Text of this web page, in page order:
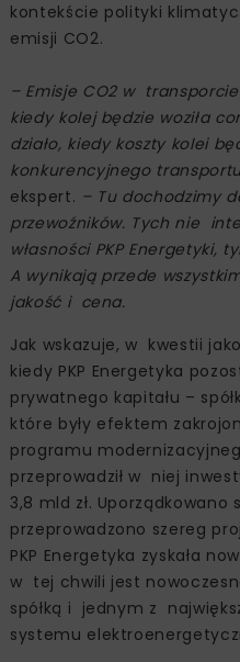
kontekście polityki
emisji CO2.
– Emisje CO2 w
kiedy kolej będzie woziła
działo, kiedy koszty kolei
konkurencyjnego
ekspert. – Tu dochodzimy
przewoźników. Tych nie
własności PKP Energetyki,
A wynikają przede
jakość i cena.
Jak wskazuje, w kwestii
kiedy PKP Energetyka
prywatnego kapitału –
które były efektem
programu
przeprowadził w niej
3,8 mld zł.
przeprowadzono szereg
PKP Energetyka zyskała
w tej chwili jest
spółką i jednym z
systemu